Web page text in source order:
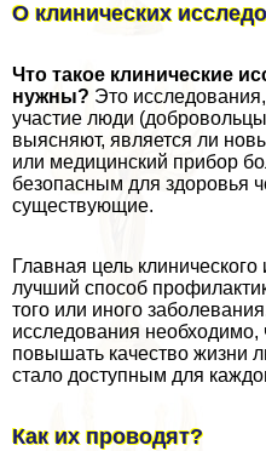
О клинических
Что такое клинические
нужны? Это
участие люди
выясняют, является ли
или медицинский прибор
безопасным для здоровья
существующие.
Главная цель
лучший способ
того или иного
исследования необходимо,
повышать качество жизни
стало доступным для
Как их проводят?